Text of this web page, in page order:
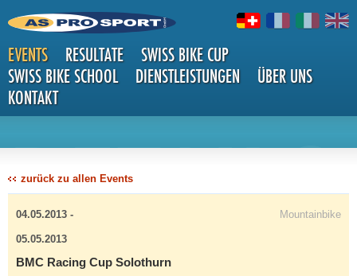
EVENTS RESULTATE
SWISS BIKE CUP
SWISS BIKE SCHOOL
DIENSTLEISTUNGEN
ÜBER UNS
KONTAKT
DETAILS
zurück zu allen Events
04.05.2013 -
05.05.2013
Mountainbike
BMC Racing Cup Solothurn